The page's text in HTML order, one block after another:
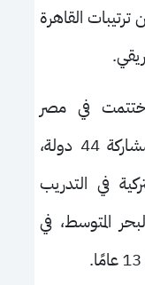
القاهرة
اختتمت في مصر
"، بمشاركة 44 دولة،
في التدريب
الصداقة 2025" بالبحر المتوسط، في